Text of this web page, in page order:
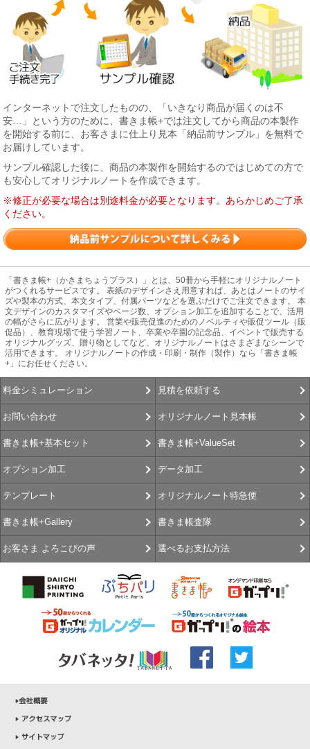
インターネットで注文したものの、「いきなり商品が届くのは不
安…」という方のために、書きま帳+では注文してから商品の本製作
を開始する前に、お客さまに仕上り見本「納品前サンプル」を無料で
お届けしています。
サンプル確認した後に、商品の本製作を開始するのではじめての方で
も安心してオリジナルノートを作成できます。
※修正が必要な場合は別途料金が必要となります。あらかじめご了承
ください。
「書きま帳+（かきまちょうプラス）」とは、50冊から手軽にオリジナルノート
がつくれるサービスです。 表紙のデザインさえ用意すれば、あとはノートのサイ
ズや製本の方式、本文タイプ、付属パーツなどを選ぶだけでご注文できます。 本
文デザインのカスタマイズやページ数、オプション加工を追加することで、活用
の幅がさらに広がります。 営業や販売促進のためのノベルティや販促ツール（販
促品）、教育現場で使う学習ノート、卒業や卒園の記念品、イベントで販売する
オリジナルグッズ、贈り物としてなど、オリジナルノートはさまざまなシーンで
活用できます。 オリジナルノートの作成・印刷・制作（製作）なら「書きま帳
+」にお任せください。
料金シミュレーション 見積を依頼する
お問い合わせ オリジナルノート見本帳
書きま帳+基本セット 書きま帳+ValueSet
オプション加工 データ加工
テンプレート オリジナルノート特急便
書きま帳+Gallery 書きま帳査隊
お客さま よろこびの声 選べるお支払方法